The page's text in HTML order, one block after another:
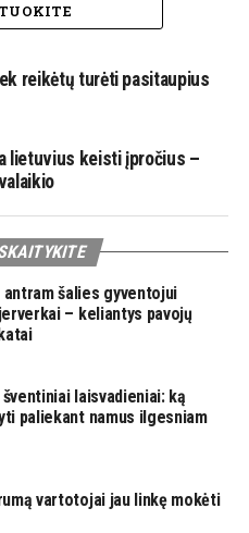
reikėtų turėti pasitaupius
lietuvius keisti įpročius –
antram šalies gyventojui
– keliantys pavojų
laisvadieniai: ką
paliekant namus ilgesniam
vartotojai jau linkę mokėti